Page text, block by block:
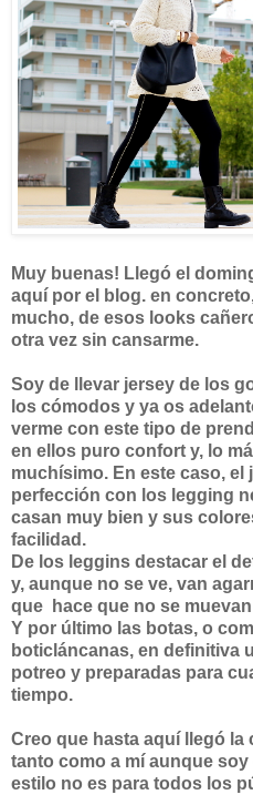
Muy buenas! Llegó el
aquí por el blog. en
mucho, de esos looks
otra vez sin cansarme.
Soy de llevar jersey de los
los cómodos y ya os
verme con este tipo de
en ellos puro confort y, lo
muchísimo. En este caso, el
perfección con los legging
casan muy bien y sus
facilidad.
De los leggins destacar el
y, aunque no se ve, van
que hace que no se
Y por último las botas, o
boticláncanas, en definitiva
potreo y preparadas para
tiempo.
Creo que hasta aquí llegó
tanto como a mí aunque
estilo no es para todos los